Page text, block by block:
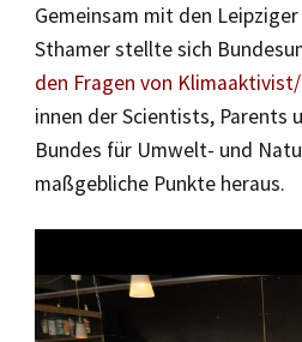
Gemeinsam mit den
Sthamer stellte sich
den Fragen von
innen der Scientists, Parents
Bundes für Umwelt- und
maßgebliche Punkte heraus.